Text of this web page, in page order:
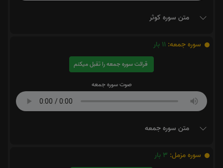
متن سوره کوثر
سوره جمعه: 11 بار
قرائت سوره جمعه را تقبل میکنم
صوت سوره جمعه
متن سوره جمعه
سوره مزمل: 3 بار